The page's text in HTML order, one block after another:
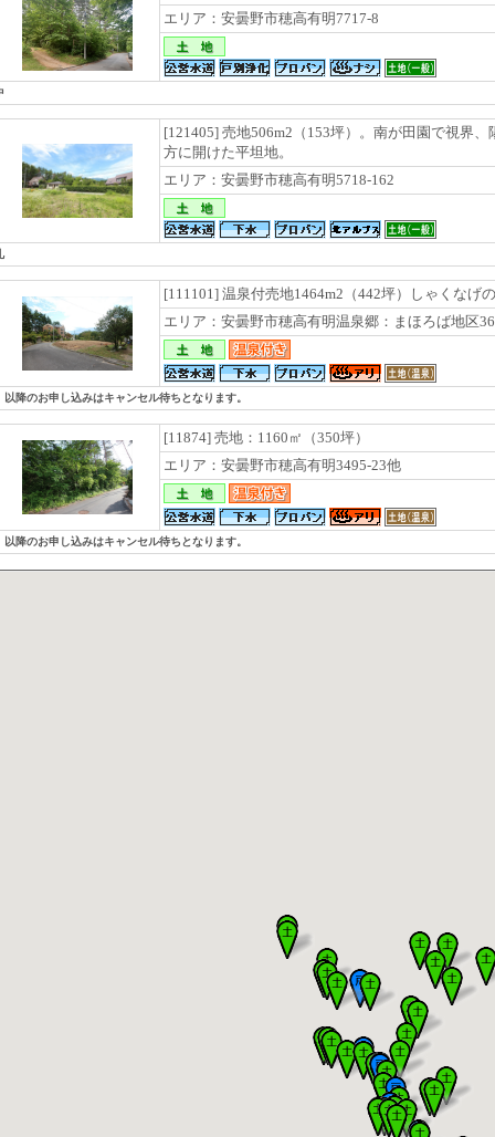
エリア：安曇野市穂高有明7717-8
[121405] 売地506m2（153坪）。南が田園で視界
方に開けた平坦地。
エリア：安曇野市穂高有明5718-162
[111101] 温泉付売地1464m2（442坪）しゃくなげ
エリア：安曇野市穂高有明温泉郷：まほろば地区
以降のお申し込みはキャンセル待ちとなります。
[11874] 売地：1160㎡（350坪）
エリア：安曇野市穂高有明3495-23他
以降のお申し込みはキャンセル待ちとなります。